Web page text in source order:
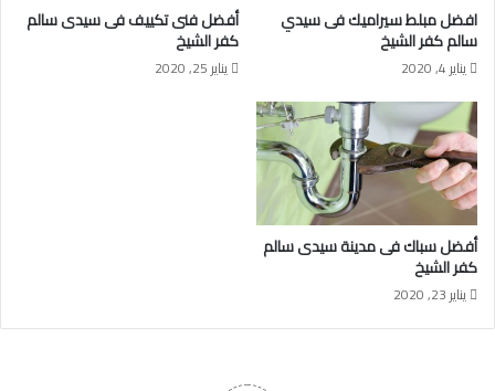
افضل مبلط سيراميك فى سيدي
سالم كفر الشيخ
يناير 4, 2020
أفضل فنى تكييف فى سيدى سالم
كفر الشيخ
يناير 25, 2020
أفضل سباك فى مدينة سيدى سالم
كفر الشيخ
يناير 23, 2020